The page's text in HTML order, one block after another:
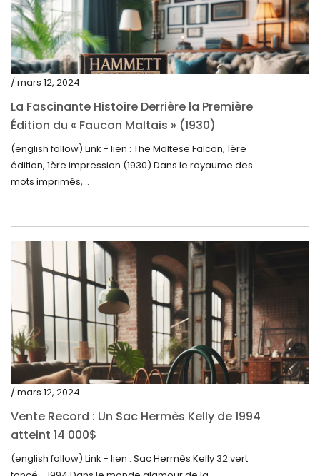
juillet 2023
juin 2023
mai 2023
avril 2023
mars 2023
février 2023
janvier 2023
novembre 2022
octobre 2022
septembre 2022
août 2022
juillet 2022
juin 2022
mai 2022
avril 2022
mars 2022
février 2022
/ mars 12, 2024
La Fascinante Histoire Derrière la Première
Édition du « Faucon Maltais » (1930)
(english follow) Link - lien : The Maltese Falcon, 1ère
édition, 1ère impression (1930) Dans le royaume des
mots imprimés,...
/ mars 12, 2024
Vente Record : Un Sac Hermès Kelly de 1994
atteint 14 000$
(english follow) Link - lien : Sac Hermès Kelly 32 vert